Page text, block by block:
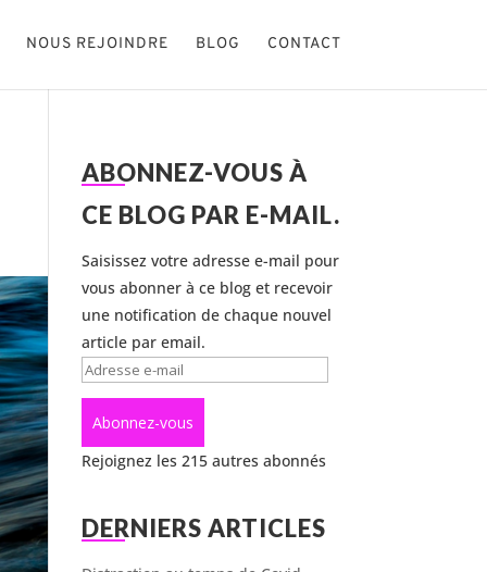
NOUS REJOINDRE BLOG CONTACT
ABONNEZ-VOUS À
CE BLOG PAR E-MAIL.
Saisissez votre adresse e-mail pour
vous abonner à ce blog et recevoir
une notification de chaque nouvel
article par email.
Adresse
e-
mail
Abonnez-vous
Rejoignez les 215 autres abonnés
DERNIERS ARTICLES